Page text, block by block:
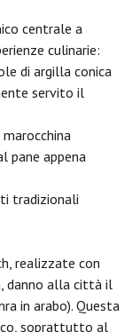
centrale a
culinarie:
di argilla conica
servito il
pane appena
tradizionali
realizzate con
danno alla città il
in arabo). Questa
soprattutto al